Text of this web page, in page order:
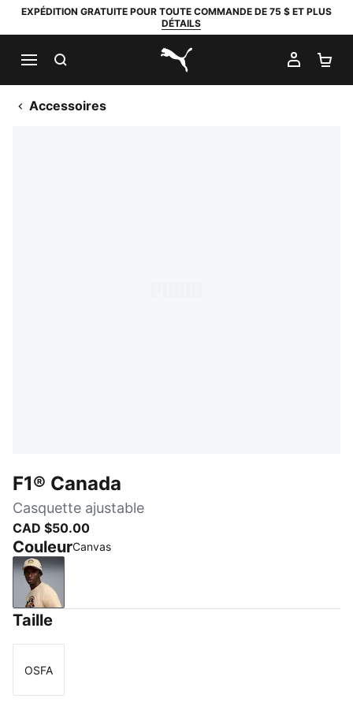
EXPÉDITION GRATUITE POUR TOUTE COMMANDE DE 75 $ ET PLUS
DÉTAILS
PUMA.com
MON
Accessoires
F1® Canada
Casquette ajustable
CAD $50.00
CouleurCanvas
Canvas
Taille
Taille
OSFA